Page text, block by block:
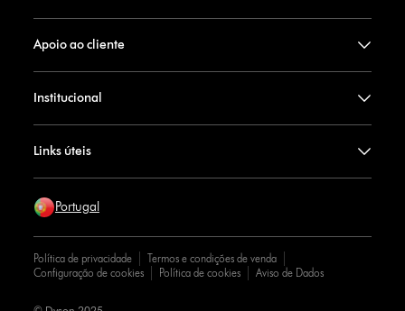
Apoio ao cliente
Institucional
Links úteis
Portugal
Política de privacidade
Termos e condições de venda
Configuração de cookies
Política de cookies Aviso de Dados